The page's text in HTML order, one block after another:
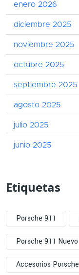
enero 2026
diciembre 2025
noviembre 2025
octubre 2025
septiembre 2025
agosto 2025
julio 2025
junio 2025
Etiquetas
Porsche 911
Porsche 911 Nuevo
Accesorios Porsche